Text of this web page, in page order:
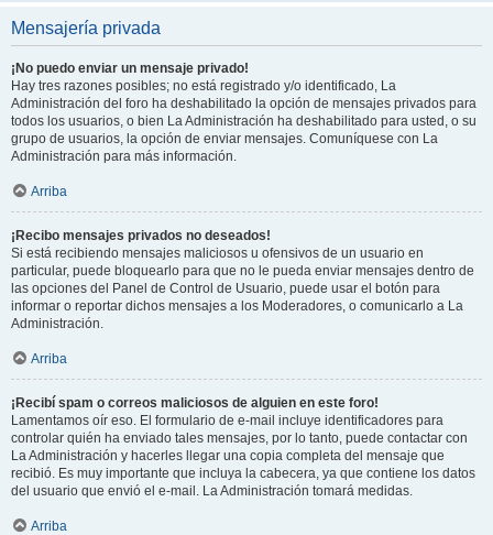
Mensajería privada
¡No puedo enviar un mensaje privado!
Hay tres razones posibles; no está registrado y/o identificado, La
Administración del foro ha deshabilitado la opción de mensajes privados para
todos los usuarios, o bien La Administración ha deshabilitado para usted, o su
grupo de usuarios, la opción de enviar mensajes. Comuníquese con La
Administración para más información.
Arriba
¡Recibo mensajes privados no deseados!
Si está recibiendo mensajes maliciosos u ofensivos de un usuario en
particular, puede bloquearlo para que no le pueda enviar mensajes dentro de
las opciones del Panel de Control de Usuario, puede usar el botón para
informar o reportar dichos mensajes a los Moderadores, o comunicarlo a La
Administración.
Arriba
¡Recibí spam o correos maliciosos de alguien en este foro!
Lamentamos oír eso. El formulario de e-mail incluye identificadores para
controlar quién ha enviado tales mensajes, por lo tanto, puede contactar con
La Administración y hacerles llegar una copia completa del mensaje que
recibió. Es muy importante que incluya la cabecera, ya que contiene los datos
del usuario que envió el e-mail. La Administración tomará medidas.
Arriba